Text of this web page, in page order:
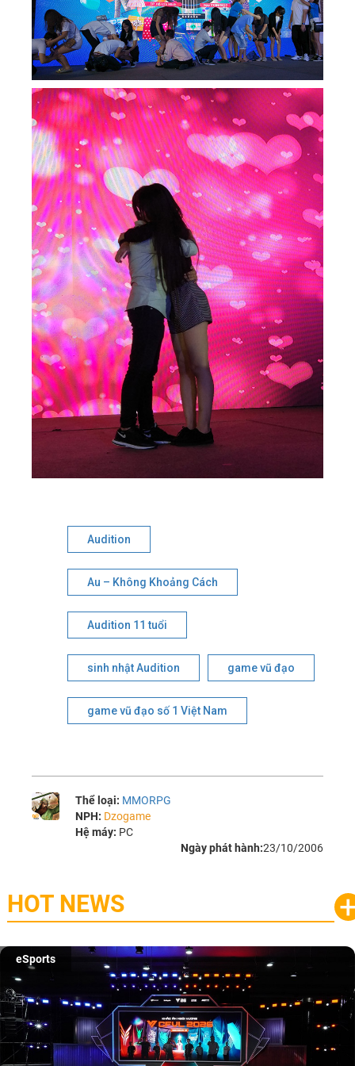
Audition
Au – Không Khoảng Cách
Audition 11 tuổi
sinh nhật Audition game vũ đạo
game vũ đạo số 1 Việt Nam
Thể loại: MMORPG
NPH: Dzogame
Hệ máy: PC
Ngày phát hành:23/10/2006
HOT NEWS
eSports